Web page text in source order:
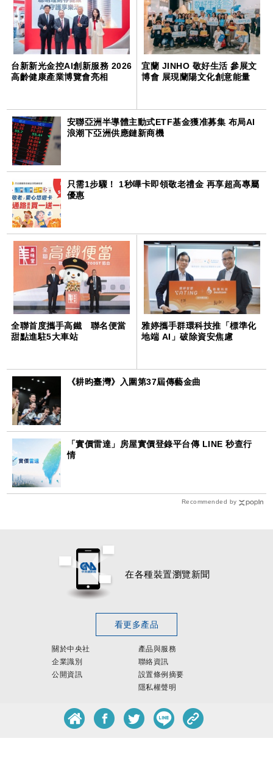
台新新光金控AI創新服務 2026
高齡健康產業博覽會亮相
宜蘭 JINHO 敬好生活 參展文
博會 展現蘭陽文化創意能量
安聯亞洲半導體主動式ETF基金獲准募集 布局AI
浪潮下亞洲供應鏈新商機
只需1步驟！ 1秒嗶卡即領敬老禮金 再享超高專屬
優惠
全聯首度攜手高鐵 聯名便當
甜點進駐5大車站
雅婷攜手群環科技推「標準化
地端 AI」破除資安焦慮
《耕昀臺灣》入圍第37屆傳藝金曲
「實價雷達」房屋實價登錄平台傳 LINE 秒查行
情
Recommended by
在各種裝置瀏覽新聞
看更多產品
關於中央社
企業識別
公開資訊
產品與服務
聯絡資訊
設置條例摘要
隱私權聲明
客服專線：
0800-256-688
客服信箱：
services@mail.cna.com.tw